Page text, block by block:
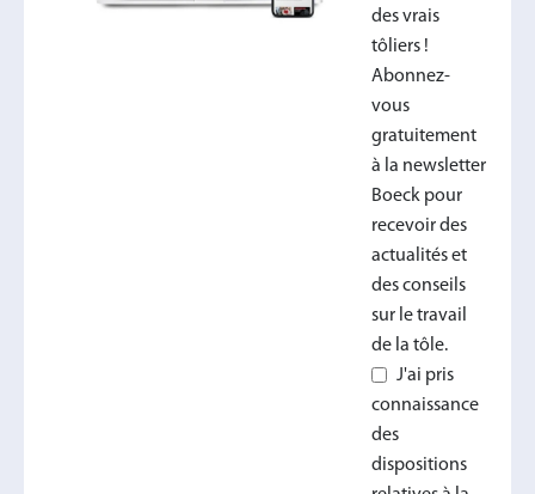
des vrais
tôliers !
Abonnez-
vous
gratuitement
à la newsletter
Boeck pour
recevoir des
actualités et
des conseils
sur le travail
de la tôle.
J'ai pris
connaissance
des
dispositions